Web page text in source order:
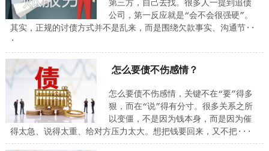
第三方，自己去找。很多人一提到追债
公司，第一反应就是“会不会很强硬”。
其实，正规的讨债方式并不是乱来，而是围绕欠款事实、沟通节··
·
怎么要债不伤感情？
怎么要债不伤感情，关键不在“要”得多
狠，而在“说”得有分寸。很多关系之所
以变僵，不是因为钱本身，而是因为催
得太急、说得太重、给对方压力太大。想把钱要回来，又不把···